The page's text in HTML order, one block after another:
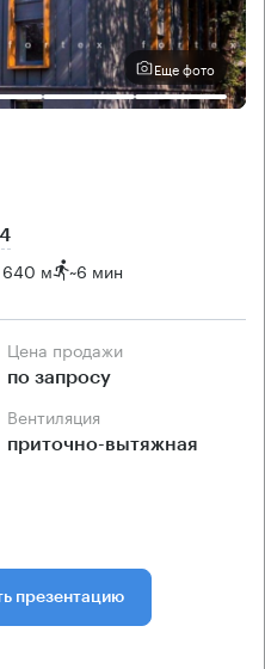
Еще фото
м ~6 мин
Цена продажи
по запросу
Вентиляция
приточно-вытяжная
презентацию